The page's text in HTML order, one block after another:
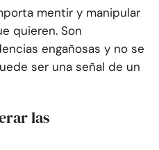
mentir y manipular
quieren. Son
engañosas y no se
ser una señal de un
las